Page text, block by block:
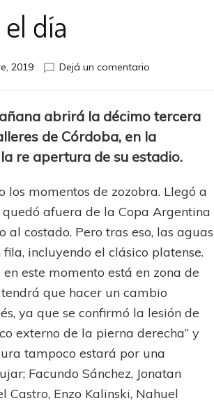
día
2019 Dejá un comentario
el
día
abrirá la décimo tercera
de Córdoba, en la
re apertura de su estadio.
momentos de zozobra. Llegó a
afuera de la Copa Argentina
costado. Pero tras eso, las aguas
incluyendo el clásico platense.
este momento está en zona de
que hacer un cambio
ya que se confirmó la lesión de
externo de la pierna derecha” y
tampoco estará por una
Facundo Sánchez, Jonatan
Castro, Enzo Kalinski, Nahuel